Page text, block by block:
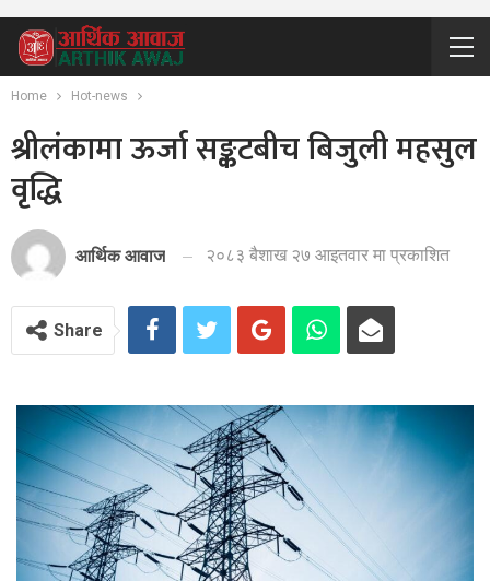
Home Hot-news
श्रीलंकामा ऊर्जा सङ्कटबीच बिजुली महसुल
वृद्धि
आर्थिक आवाज २०८३ बैशाख २७ आइतवार मा प्रकाशित
Share